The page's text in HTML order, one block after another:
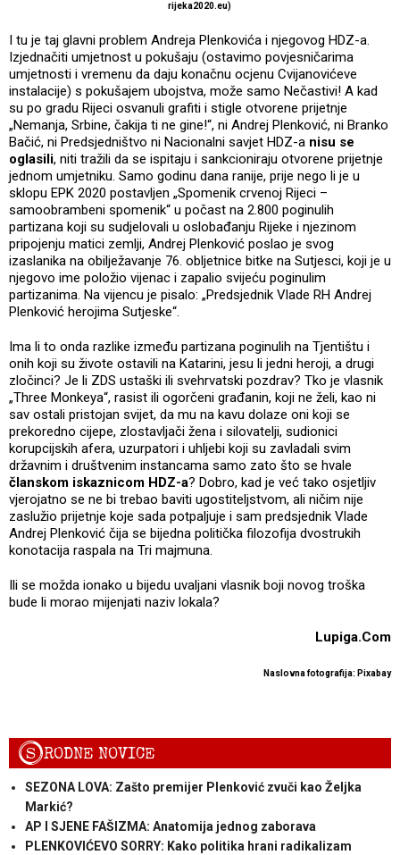
rijeka2020.eu)
I tu je taj glavni problem Andreja Plenkovića i njegovog HDZ-a.
Izjednačiti umjetnost u pokušaju (ostavimo povjesničarima
umjetnosti i vremenu da daju konačnu ocjenu Cvijanovićeve
instalacije) s pokušajem ubojstva, može samo Nečastivi! A kad
su po gradu Rijeci osvanuli grafiti i stigle otvorene prijetnje
„Nemanja, Srbine, čakija ti ne gine!“, ni Andrej Plenković, ni Branko
Bačić, ni Predsjedništvo ni Nacionalni savjet HDZ-a nisu se
oglasili, niti tražili da se ispitaju i sankcioniraju otvorene prijetnje
jednom umjetniku. Samo godinu dana ranije, prije nego li je u
sklopu EPK 2020 postavljen „Spomenik crvenoj Rijeci –
samoobrambeni spomenik“ u počast na 2.800 poginulih
partizana koji su sudjelovali u oslobađanju Rijeke i njezinom
pripojenju matici zemlji, Andrej Plenković poslao je svog
izaslanika na obilježavanje 76. obljetnice bitke na Sutjesci, koji je u
njegovo ime položio vijenac i zapalio svijeću poginulim
partizanima. Na vijencu je pisalo: „Predsjednik Vlade RH Andrej
Plenković herojima Sutjeske“.
Ima li to onda razlike između partizana poginulih na Tjentištu i
onih koji su živote ostavili na Katarini, jesu li jedni heroji, a drugi
zločinci? Je li ZDS ustaški ili svehrvatski pozdrav? Tko je vlasnik
„Three Monkeya“, rasist ili ogorčeni građanin, koji ne želi, kao ni
sav ostali pristojan svijet, da mu na kavu dolaze oni koji se
prekoredno cijepe, zlostavljači žena i silovatelji, sudionici
korupcijskih afera, uzurpatori i uhljebi koji su zavladali svim
državnim i društvenim instancama samo zato što se hvale
članskom iskaznicom HDZ-a? Dobro, kad je već tako osjetljiv
vjerojatno se ne bi trebao baviti ugostiteljstvom, ali ničim nije
zaslužio prijetnje koje sada potpaljuje i sam predsjednik Vlade
Andrej Plenković čija se bijedna politička filozofija dvostrukih
konotacija raspala na Tri majmuna.
Ili se možda ionako u bijedu uvaljani vlasnik boji novog troška
bude li morao mijenjati naziv lokala?
Lupiga.Com
Naslovna fotografija: Pixabay
SRODNE NOVICE
SEZONA LOVA: Zašto premijer Plenković zvuči kao Željka
Markić?
AP I SJENE FAŠIZMA: Anatomija jednog zaborava
PLENKOVIĆEVO SORRY: Kako politika hrani radikalizam